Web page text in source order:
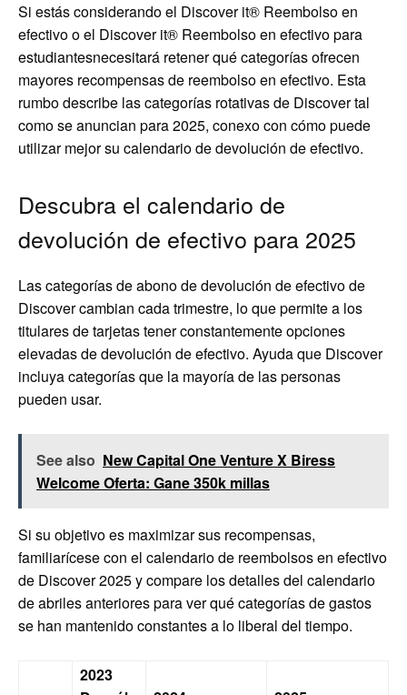
Si estás considerando el Discover it® Reembolso en
efectivoo el Discover it® Reembolso en efectivo para
estudiantesnecesitará retener qué categorías ofrecen
mayores recompensas de reembolso en efectivo. Esta
rumbo describe las categorías rotativas de Discover tal
como se anuncian para 2025, conexo con cómo puede
utilizar mejor su calendario de devolución de efectivo.
Descubra el calendario de
devolución de efectivo para 2025
Las categorías de abono de devolución de efectivo de
Discover cambian cada trimestre, lo que permite a los
titulares de tarjetas tener constantemente opciones
elevadas de devolución de efectivo. Ayuda que Discover
incluya categorías que la mayoría de las personas
pueden usar.
See also New Capital One Venture X Biress
Welcome Oferta: Gane 350k millas
Si su objetivo es maximizar sus recompensas,
familiarícese con el calendario de reembolsos en efectivo
de Discover 2025 y compare los detalles del calendario
de abriles anteriores para ver qué categorías de gastos
se han mantenido constantes a lo liberal del tiempo.
2023